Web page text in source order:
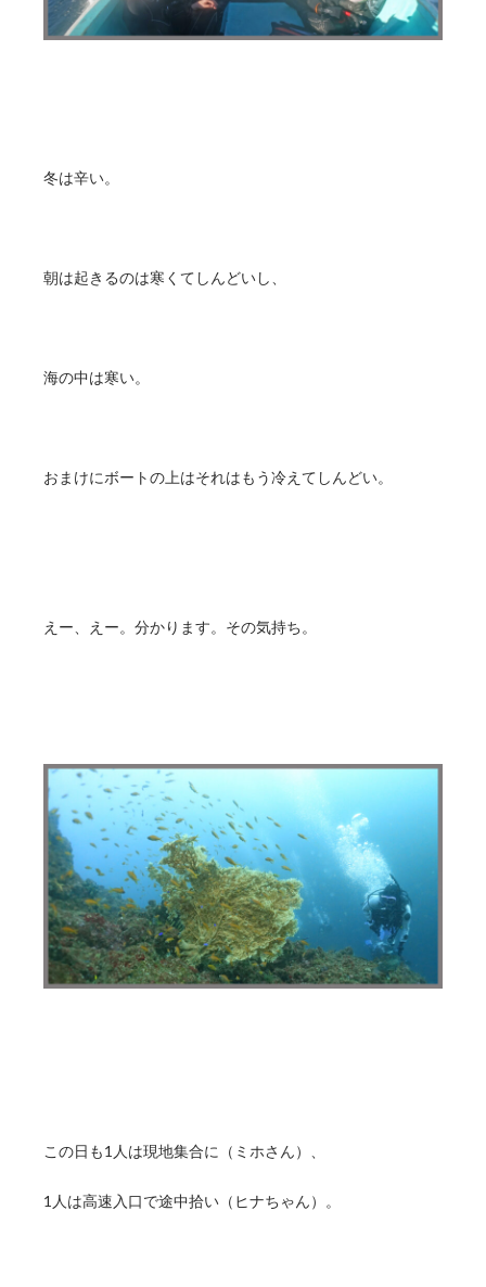
冬は辛い。
朝は起きるのは寒くてしんどいし、
海の中は寒い。
おまけにボートの上はそれはもう冷えてしんどい。
えー、えー。分かります。その気持ち。
この日も1人は現地集合に（ミホさん）、
1人は高速入口で途中拾い（ヒナちゃん）。